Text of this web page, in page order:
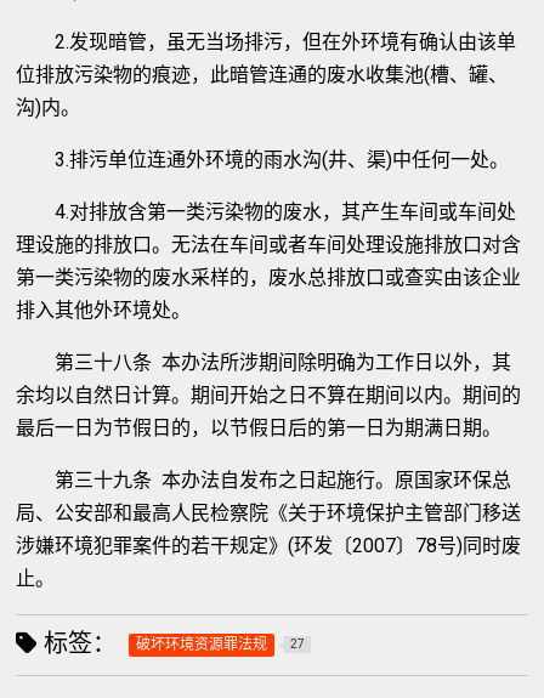
2.发现暗管，虽无当场排污，但在外环境有确认由该单
位排放污染物的痕迹，此暗管连通的废水收集池(槽、罐、
沟)内。
3.排污单位连通外环境的雨水沟(井、渠)中任何一处。
4.对排放含第一类污染物的废水，其产生车间或车间处
理设施的排放口。无法在车间或者车间处理设施排放口对含
第一类污染物的废水采样的，废水总排放口或查实由该企业
排入其他外环境处。
第三十八条 本办法所涉期间除明确为工作日以外，其
余均以自然日计算。期间开始之日不算在期间以内。期间的
最后一日为节假日的，以节假日后的第一日为期满日期。
第三十九条 本办法自发布之日起施行。原国家环保总
局、公安部和最高人民检察院《关于环境保护主管部门移送
涉嫌环境犯罪案件的若干规定》(环发〔2007〕78号)同时废
止。
标签： 破坏环境资源罪法规 27